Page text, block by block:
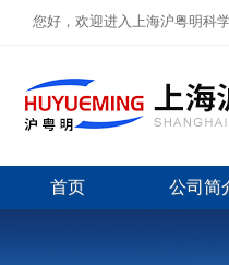
您好，欢迎进入上海沪粤明科
首页 公司简